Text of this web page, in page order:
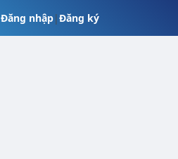
Đăng nhập|Đăng ký